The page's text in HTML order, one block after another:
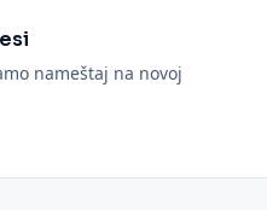
nameštaj na novoj